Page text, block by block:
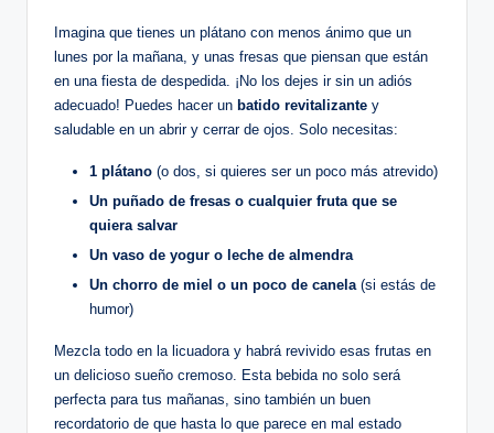
Imagina que tienes un plátano con menos ánimo que un
lunes por la mañana, y unas fresas que piensan que están
en una fiesta de despedida. ¡No los dejes ir sin un adiós
adecuado! Puedes hacer un batido revitalizante y
saludable en un abrir y cerrar de ojos. Solo necesitas:
1 plátano (o dos, si quieres ser un poco más atrevido)
Un puñado de fresas o cualquier fruta que se
quiera salvar
Un vaso de yogur o leche de almendra
Un chorro de miel o un poco de canela (si estás de
humor)
Mezcla todo en la licuadora y habrá revivido esas frutas en
un delicioso sueño cremoso. Esta bebida no solo será
perfecta para tus mañanas, sino también un buen
recordatorio de que hasta lo que parece en mal estado